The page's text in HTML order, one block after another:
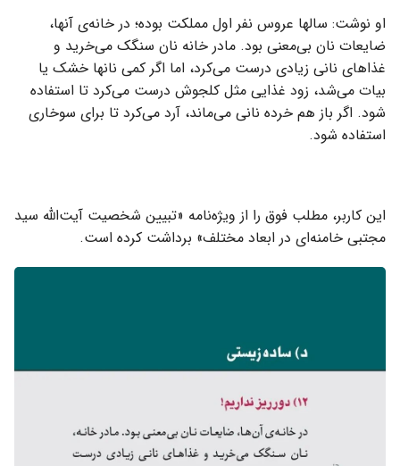
او نوشت: سالها عروس نفر اول مملکت بوده؛ در خانه‌ی آنها،
ضایعات نان بی‌معنی بود. مادر خانه نان سنگک می‌خرید و
غذاهای نانی زیادی درست می‌کرد، اما اگر کمی نانها خشک یا
بیات می‌شد، زود غذایی مثل کلجوش درست می‌کرد تا استفاده
شود. اگر باز هم خرده نانی می‌ماند، آرد می‌کرد تا برای سوخاری
استفاده شود.
این کاربر، مطلب فوق را از ویژه‌نامه «تبیین شخصیت آیت‌الله سید
مجتبی خامنه‌ای در ابعاد مختلف» برداشت کرده است.